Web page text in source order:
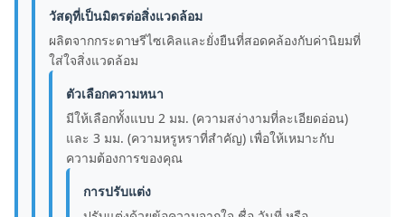
วัสดุที่เป็นมิตรต่อสิ่งแวดล้อม
ผลิตจากกระดาษรีไซเคิลและยั่งยืนที่สอดคล้องกับค่านิยมที่
ใส่ใจสิ่งแวดล้อม
ตัวเลือกความหนา
มีให้เลือกทั้งแบบ 2 มม. (ความสง่างามที่ละเอียดอ่อน)
และ 3 มม. (ความหรูหราที่สำคัญ) เพื่อให้เหมาะกับ
ความต้องการของคุณ
การปรับแต่ง